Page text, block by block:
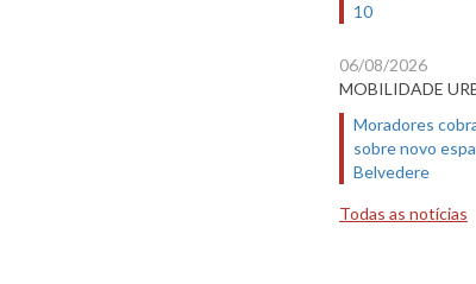
10
06/08/2026
MOBILIDADE
Moradores
sobre novo
Belvedere
Todas as notícias